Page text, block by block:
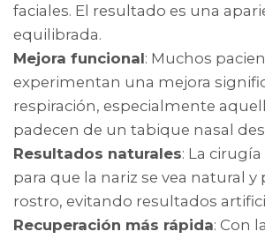
faciales. El resultado es una
equilibrada.
Mejora funcional: Muchos
experimentan una mejora
respiración, especialmente
padecen de un tabique nasal
Resultados naturales: La
para que la nariz se vea natural y
rostro, evitando resultados
Recuperación más rápida: Con